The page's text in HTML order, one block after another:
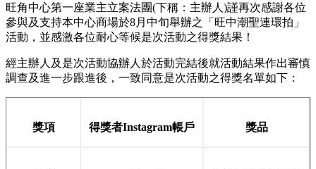
旺角中心第一座業主立案法團(下稱：主辦人)謹再次感謝各位
參與及支持本中心商場於8月中旬舉辦之「旺中潮聖連環拍」
活動，並感激各位耐心等候是次活動之得獎結果！
經主辦人及是次活動協辦人於活動完結後就活動結果作出審慎
調查及進一步跟進後，一致同意是次活動之得獎名單如下：
獎項 得獎者Instagram帳戶 獎品